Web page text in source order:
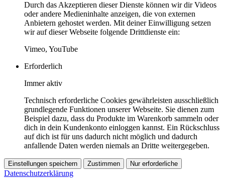
Durch das Akzeptieren dieser Dienste können wir dir Videos
oder andere Medieninhalte anzeigen, die von externen
Anbietern gehostet werden. Mit deiner Einwilligung setzen
wir auf dieser Webseite folgende Drittdienste ein:
Vimeo, YouTube
Erforderlich
Immer aktiv
Technisch erforderliche Cookies gewährleisten ausschließlich
grundlegende Funktionen unserer Webseite. Sie dienen zum
Beispiel dazu, dass du Produkte im Warenkorb sammeln oder
dich in dein Kundenkonto einloggen kannst. Ein Rückschluss
auf dich ist für uns dadurch nicht möglich und dadurch
anfallende Daten werden niemals an Dritte weitergegeben.
Einstellungen speichern Zustimmen Nur erforderliche
Datenschutzerklärung